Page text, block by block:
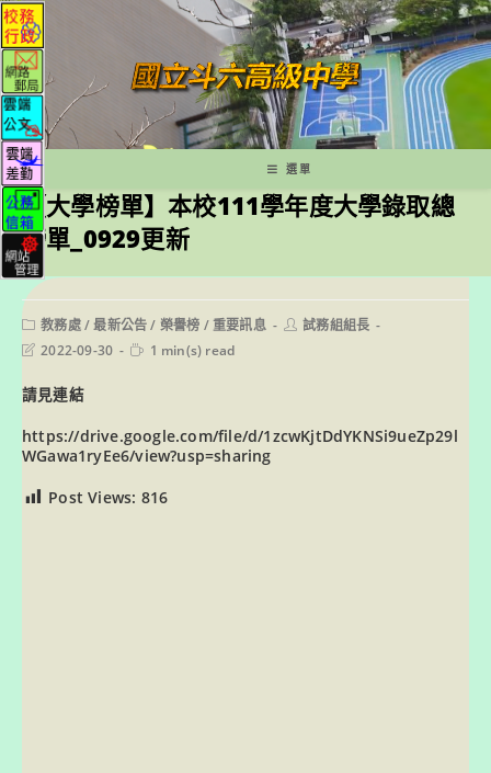
跳
轉
至
主
要
內
容
選單
【大學榜單】本校111學年度大學錄取總
榜單_0929更新
Post
category:
教務處/ 最新公告 / 榮譽榜 /重要訊息
Post試務組組長
Post
modified:
2022-09-30
Reading
1 min(s) read
請見連結
https://drive.google.com/file/d/1zcwKjtDdYKNSi9ueZp29l
WGawa1ryEe6/view?usp=sharing
Post Views: 816